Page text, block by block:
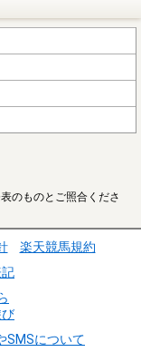
のものとご照合くださ
楽天競馬規約
SMSについて